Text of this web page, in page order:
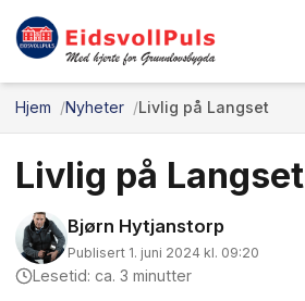
Hjem Nyheter Livlig på Langset
Livlig på Langset
Bjørn Hytjanstorp
Publisert 1. juni 2024 kl. 09:20
Lesetid: ca. 3 minutter